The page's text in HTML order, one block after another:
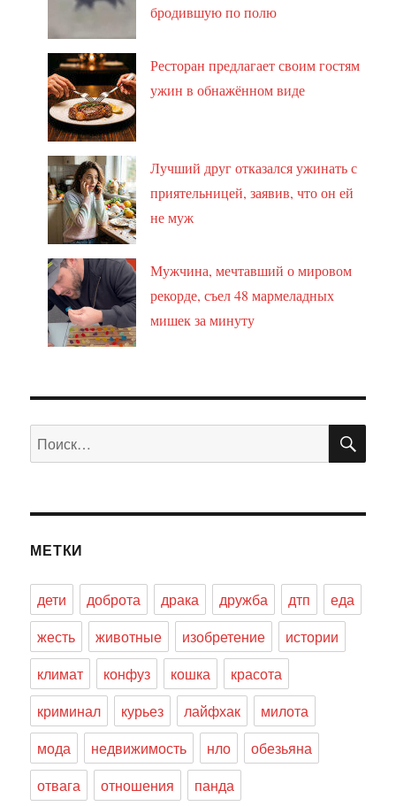
бродившую по полю
Ресторан предлагает своим гостям
ужин в обнажённом виде
Лучший друг отказался ужинать с
приятельницей, заявив, что он ей
не муж
Мужчина, мечтавший о мировом
рекорде, съел 48 мармеладных
мишек за минуту
Искать:
МЕТКИ
дети доброта драка дружба дтп
еда
жесть
животные изобретение
истории
климат
конфуз кошка
красота
криминал
курьез лайфхак
милота
мода
недвижимость нло
обезьяна
отвага
отношения
панда